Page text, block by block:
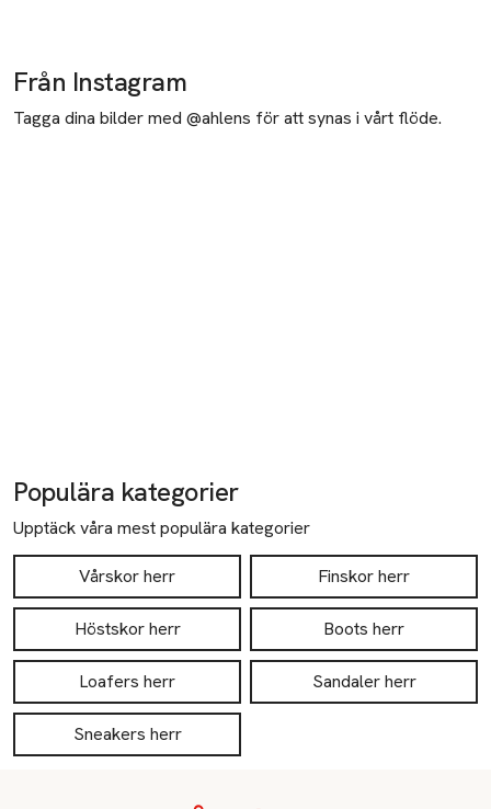
Från Instagram
Tagga dina bilder med @ahlens för att synas i vårt flöde.
Populära kategorier
Upptäck våra mest populära kategorier
Vårskor herr Finskor herr
Höstskor herr Boots herr
Loafers herr Sandaler herr
Sneakers herr